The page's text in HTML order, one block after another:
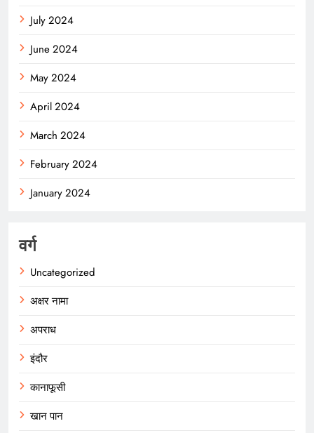
July 2024
June 2024
May 2024
April 2024
March 2024
February 2024
January 2024
वर्ग
Uncategorized
अक्षर नामा
अपराध
इंदौर
कानाफूसी
खान पान